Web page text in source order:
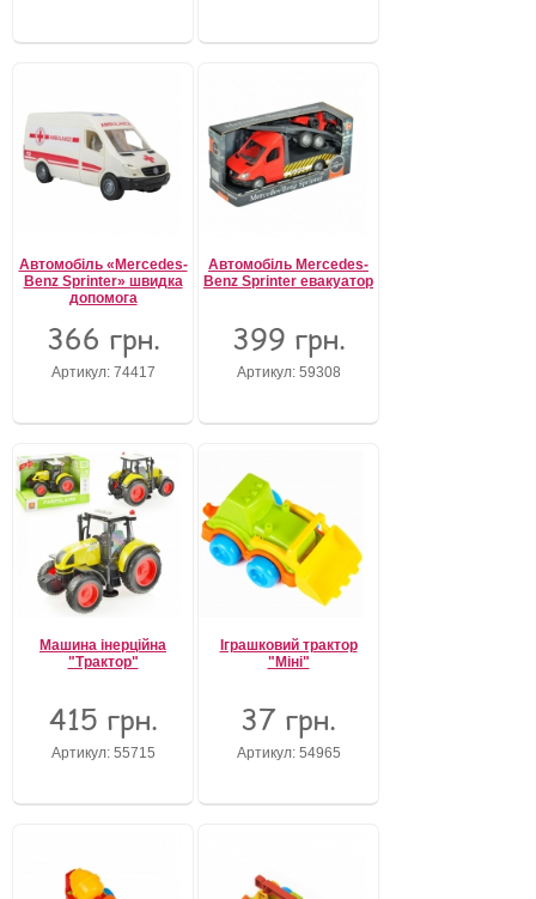
Автомобіль «Mercedes-
Benz Sprinter» швидка
допомога
366 грн.
Артикул: 74417
Автомобіль Mercedes-
Benz Sprinter евакуатор
399 грн.
Артикул: 59308
Машина інерційна
"Трактор"
415 грн.
Артикул: 55715
Іграшковий трактор
"Міні"
37 грн.
Артикул: 54965